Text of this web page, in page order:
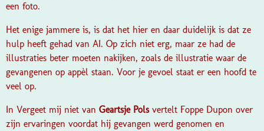
een foto.
Het enige jammere is, is dat het hier en daar duidelijk is dat ze
hulp heeft gehad van AI. Op zich niet erg, maar ze had de
illustraties beter moeten nakijken, zoals de illustratie waar de
gevangenen op appèl staan. Voor je gevoel staat er een hoofd te
veel op.
In Vergeet mij niet van Geartsje Pols vertelt Foppe Dupon over
zijn ervaringen voordat hij gevangen werd genomen en